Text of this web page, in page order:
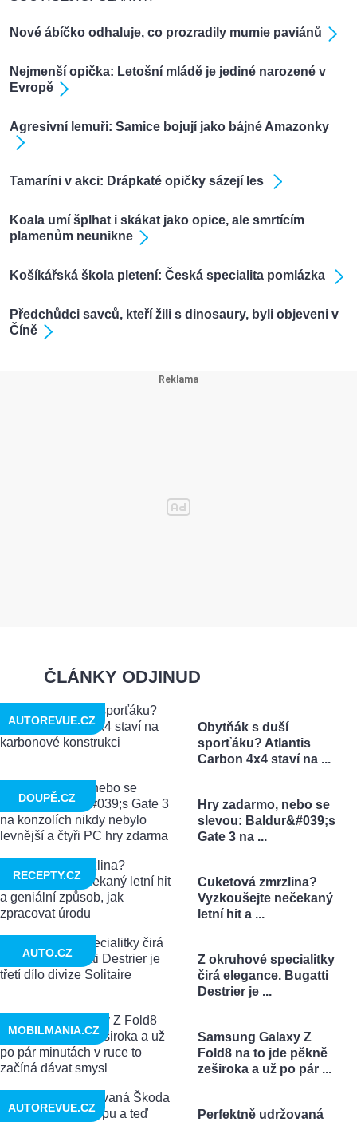
Nové ábíčko odhaluje, co prozradily mumie paviánů
Nejmenší opička: Letošní mládě je jediné narozené v
Evropě
Agresivní lemuři: Samice bojují jako bájné Amazonky
Tamaríni v akci: Drápkaté opičky sázejí les
Koala umí šplhat i skákat jako opice, ale smrtícím
plamenům neunikne
Košíkářská škola pletení: Česká specialita pomlázka
Předchůdci savců, kteří žili s dinosaury, byli objeveni v
Číně
ČLÁNKY ODJINUD
Obytňák s duší
sporťáku? Atlantis
Carbon 4x4 staví na ...
AUTOREVUE.CZ
Hry zadarmo, nebo se
slevou: Baldur&#039;s
Gate 3 na ...
DOUPĚ.CZ
Cuketová zmrzlina?
Vyzkoušejte nečekaný
letní hit a ...
RECEPTY.CZ
Z okruhové specialitky
čirá elegance. Bugatti
Destrier je ...
AUTO.CZ
Samsung Galaxy Z
Fold8 na to jde pěkně
zeširoka a už po pár ...
MOBILMANIA.CZ
Perfektně udržovaná
AUTOREVUE.CZ